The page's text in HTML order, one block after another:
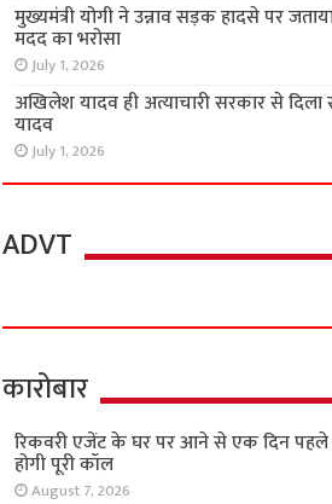
मुख्यमंत्री योगी ने उन्नाव सड़क हादसे पर
मदद का भरोसा
July 1, 2026
अखिलेश यादव ही अत्याचारी सरकार से दिला
यादव
July 1, 2026
ADVT
कारोबार
रिकवरी एजेंट के घर पर आने से एक दिन पहले
होगी पूरी कॉल
August 7, 2026